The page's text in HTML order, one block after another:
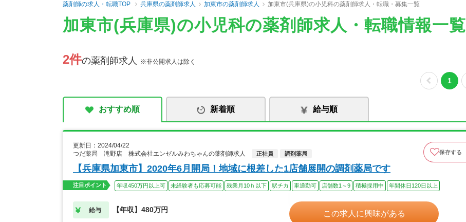
薬剤師の求人・転職TOP 兵庫県の薬剤師求人 加東市の薬剤師求人 加東市(兵庫県)の小児科の薬剤師求人・転職・募集一覧
加東市(兵庫県)の小児科の薬剤師求人・転職情報一覧
2件の薬剤師求人 ※非公開求人は除く
1
おすすめ順 新着順 給与順
更新日：2024/04/22
つだ薬局 滝野店 株式会社エンゼルみわちゃんの薬剤師求人
正社員 調剤薬局 保存する
【兵庫県加東市】2020年6月開局！地域に根差した1店舗展開の調剤薬局です
注目ポイント 年収450万円以上可 未経験者も応募可能 残業月10ｈ以下 駅チカ 車通勤可 店舗数1～9 積極採用中 年間休日120日以上
給与 【年収】480万円 この求人に興味がある